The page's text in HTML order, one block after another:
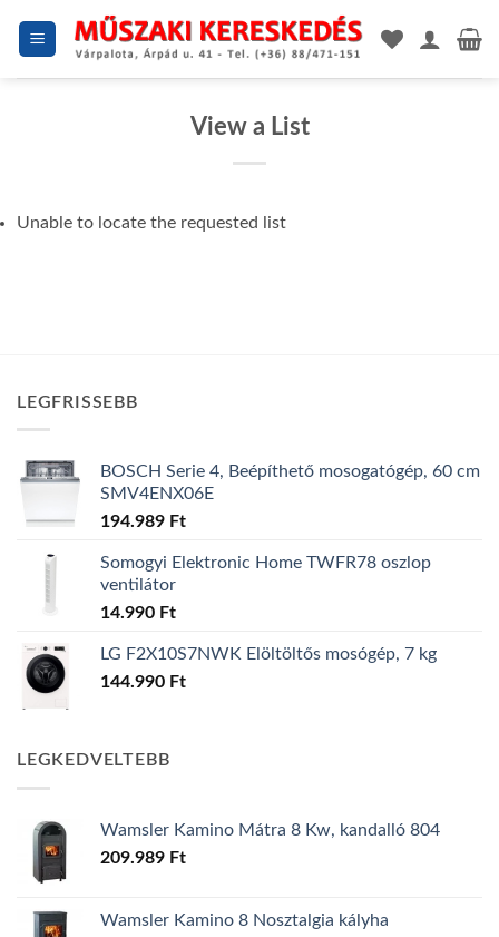
View a List
Unable to locate the requested list
LEGFRISSEBB
BOSCH Serie 4, Beépíthető mosogatógép, 60 cm
SMV4ENX06E
194.989 Ft
Somogyi Elektronic Home TWFR78 oszlop
ventilátor
14.990 Ft
LG F2X10S7NWK Elöltöltős mosógép, 7 kg
144.990 Ft
LEGKEDVELTEBB
Wamsler Kamino Mátra 8 Kw, kandalló 804
209.989 Ft
Wamsler Kamino 8 Nosztalgia kályha